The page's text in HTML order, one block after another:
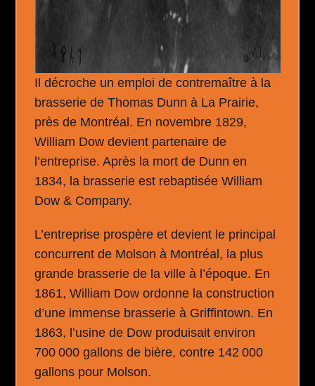
Il décroche un emploi de contremaître à la
brasserie de Thomas Dunn à La Prairie,
près de Montréal. En novembre 1829,
William Dow devient partenaire de
l’entreprise. Après la mort de Dunn en
1834, la brasserie est rebaptisée William
Dow & Company.
L’entreprise prospère et devient le principal
concurrent de Molson à Montréal, la plus
grande brasserie de la ville à l’époque. En
1861, William Dow ordonne la construction
d’une immense brasserie à Griffintown. En
1863, l’usine de Dow produisait environ
700 000 gallons de bière, contre 142 000
gallons pour Molson.